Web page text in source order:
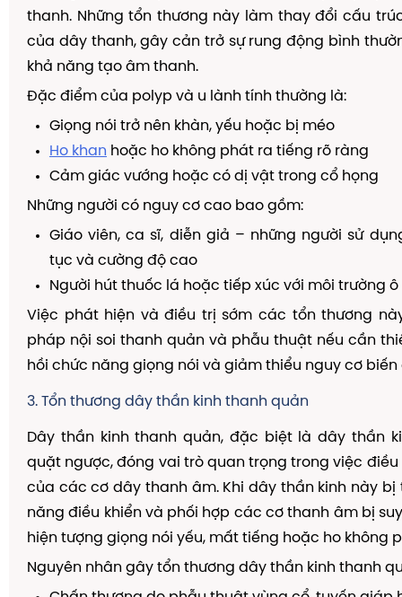
thanh. Những tổn thương này làm thay đổi cấu
của dây thanh, gây cản trở sự rung động bình
khả năng tạo âm thanh.
Đặc điểm của polyp và u lành tính thường là:
Giọng nói trở nên khàn, yếu hoặc bị méo
Ho khan hoặc ho không phát ra tiếng rõ ràng
Cảm giác vướng hoặc có dị vật trong cổ họng
Những người có nguy cơ cao bao gồm:
Giáo viên, ca sĩ, diễn giả – những người sử
tục và cường độ cao
Người hút thuốc lá hoặc tiếp xúc với môi trường ô
Việc phát hiện và điều trị sớm các tổn thương
pháp nội soi thanh quản và phẫu thuật nếu cần
hồi chức năng giọng nói và giảm thiểu nguy cơ biến
3. Tổn thương dây thần kinh thanh quản
Dây thần kinh thanh quản, đặc biệt là dây thần
quặt ngược, đóng vai trò quan trọng trong việc điều
của các cơ dây thanh âm. Khi dây thần kinh này bị
năng điều khiển và phối hợp các cơ thanh âm bị
hiện tượng giọng nói yếu, mất tiếng hoặc ho không
Nguyên nhân gây tổn thương dây thần kinh thanh